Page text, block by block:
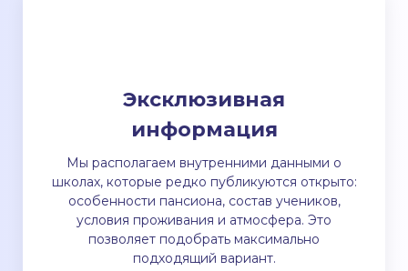
Эксклюзивная
информация
Мы располагаем внутренними данными о
школах, которые редко публикуются открыто:
особенности пансиона, состав учеников,
условия проживания и атмосфера. Это
позволяет подобрать максимально
подходящий вариант.